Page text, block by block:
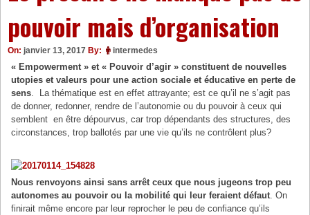
pouvoir mais d’organisation
On: janvier 13, 2017 By: intermedes
« Empowerment » et « Pouvoir d’agir » constituent de nouvelles
utopies et valeurs pour une action sociale et éducative en perte de
sens. La thématique est en effet attrayante; est ce qu’il ne s’agit pas
de donner, redonner, rendre de l’autonomie ou du pouvoir à ceux qui
semblent en être dépourvus, car trop dépendants des structures, des
circonstances, trop ballotés par une vie qu’ils ne contrôlent plus?
Nous renvoyons ainsi sans arrêt ceux que nous jugeons trop peu
autonomes au pouvoir ou la mobilité qui leur feraient défaut. On
finirait même encore par leur reprocher le peu de confiance qu’ils